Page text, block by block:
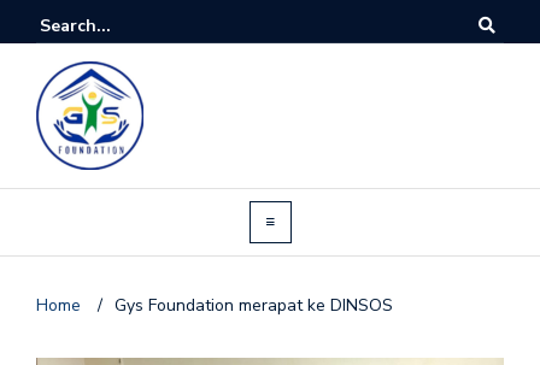
Home / Gys Foundation merapat ke DINSOS